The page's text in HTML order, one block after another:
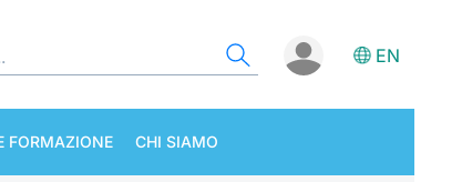
EN
FORMAZIONE CHI SIAMO